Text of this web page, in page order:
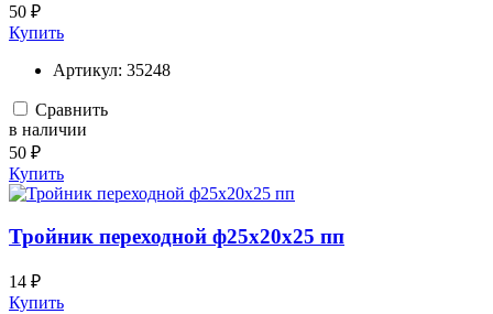
50 ₽
Купить
Артикул: 35248
Сравнить
в наличии
50 ₽
Купить
Тройник переходной ф25х20х25 пп
14 ₽
Купить